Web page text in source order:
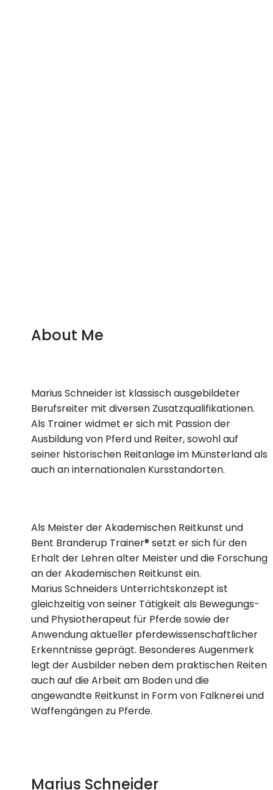
About Me
Marius Schneider ist klassisch ausgebildeter
Berufsreiter mit diversen Zusatzqualifikationen.
Als Trainer widmet er sich mit Passion der
Ausbildung von Pferd und Reiter, sowohl auf
seiner historischen Reitanlage im Münsterland als
auch an internationalen Kursstandorten.
Als Meister der Akademischen Reitkunst und
Bent Branderup Trainer® setzt er sich für den
Erhalt der Lehren alter Meister und die Forschung
an der Akademischen Reitkunst ein.
Marius Schneiders Unterrichtskonzept ist
gleichzeitig von seiner Tätigkeit als Bewegungs-
und Physiotherapeut für Pferde sowie der
Anwendung aktueller pferdewissenschaftlicher
Erkenntnisse geprägt. Besonderes Augenmerk
legt der Ausbilder neben dem praktischen Reiten
auch auf die Arbeit am Boden und die
angewandte Reitkunst in Form von Falknerei und
Waffengängen zu Pferde.
Marius Schneider